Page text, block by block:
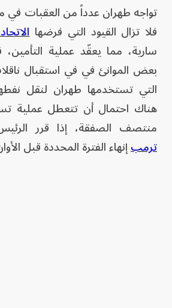
تواجه طهران عدداً من العقبات في
فلا تزال القيود التي فرضها
سارية، مما يعقّد عملية
بعض الموانئ في في استقبال
التي تستخدمها طهران لنقل
هناك احتمال أن تتعطل عملية
منتصف الصفقة، إذا قرر
ترمبإنهاء الفترة المحددة قبل